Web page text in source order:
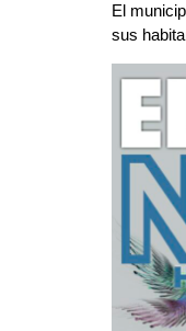
El
sus